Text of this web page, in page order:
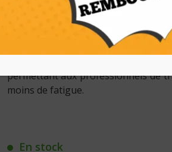
idéales pour travailler pendant de
nez avec pignon rabattable
,
lors des travaux d’abattage et
elle offre un équilibre parfait
permettant aux professionnels de
moins de fatigue.
En stock